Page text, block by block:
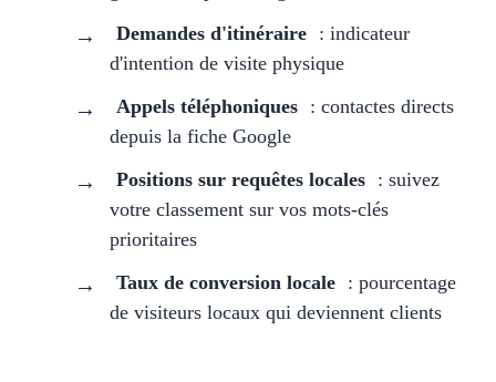
Demandes d'itinéraire : indicateur
d'intention de visite physique
Appels téléphoniques : contactes directs
depuis la fiche Google
Positions sur requêtes locales : suivez
votre classement sur vos mots-clés
prioritaires
Taux de conversion locale : pourcentage
de visiteurs locaux qui deviennent clients